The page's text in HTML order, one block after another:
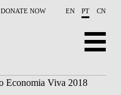
DONATE NOW EN PT CN